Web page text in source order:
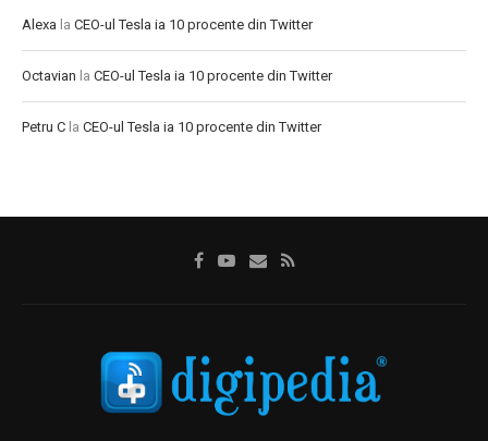
Alexa la CEO-ul Tesla ia 10 procente din Twitter
Octavian la CEO-ul Tesla ia 10 procente din Twitter
Petru C la CEO-ul Tesla ia 10 procente din Twitter